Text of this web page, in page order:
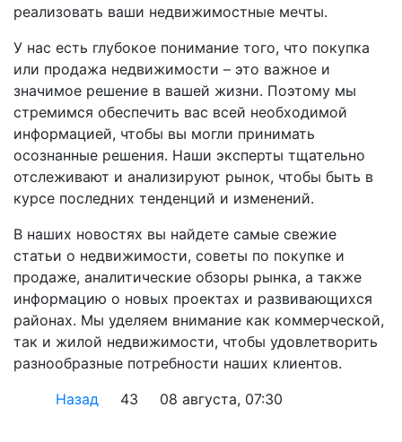
реализовать ваши недвижимостные мечты.
У нас есть глубокое понимание того, что покупка
или продажа недвижимости – это важное и
значимое решение в вашей жизни. Поэтому мы
стремимся обеспечить вас всей необходимой
информацией, чтобы вы могли принимать
осознанные решения. Наши эксперты тщательно
отслеживают и анализируют рынок, чтобы быть в
курсе последних тенденций и изменений.
В наших новостях вы найдете самые свежие
статьи о недвижимости, советы по покупке и
продаже, аналитические обзоры рынка, а также
информацию о новых проектах и развивающихся
районах. Мы уделяем внимание как коммерческой,
так и жилой недвижимости, чтобы удовлетворить
разнообразные потребности наших клиентов.
Назад
43 08 августа, 07:30